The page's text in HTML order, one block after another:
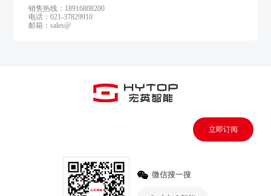
销售热线：18916808200
电话：021-37829910
邮箱：sales@
立即订阅
微信搜一搜